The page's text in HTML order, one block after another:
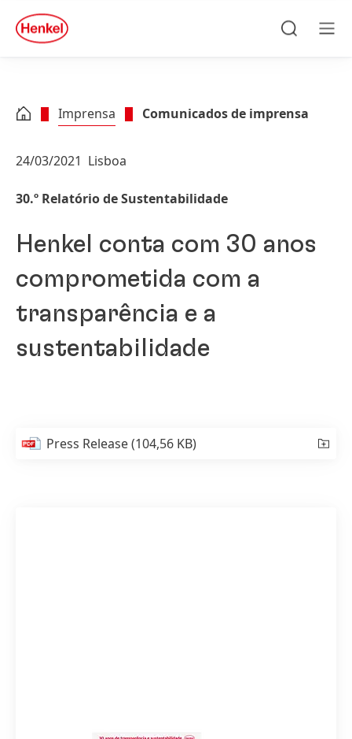
Skip to footer
quick
search
Imprensa Comunicados de imprensa
24/03/2021 Lisboa
30.º Relatório de Sustentabilidade
Henkel conta com 30 anos
comprometida com a
transparência e a
sustentabilidade
Press Release(104,56 KB)